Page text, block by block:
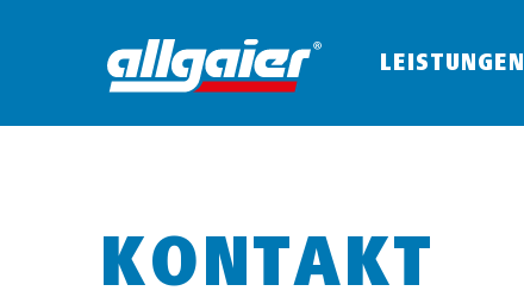
LEISTUNGEN
KONTAKT